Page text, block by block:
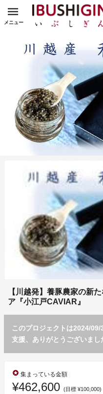
メニュー
【川越発】養豚農家の新
ア『小江戸CAVIAR』
このプロジェクトは2024/
支援、ありがとうございまし
stars 集まっている金額
¥462,600 (目標 ¥100,000)